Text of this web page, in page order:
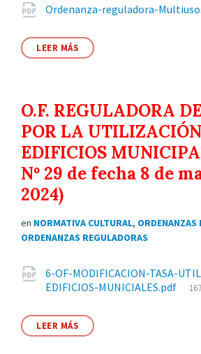
Archivos
adjuntos
Ordenanza-reguladora-
LEER MÁS
O.F. REGULADORA
POR LA
EDIFICIOS
Nº 29 de fecha 8 de
2024)
en NORMATIVA CULTURAL, ORDENANZAS
ORDENANZAS REGULADORAS
Archivos
adjuntos
6-OF-MODIFICACION-TASA-
EDIFICIOS-MUNICIALES.pdf
LEER MÁS